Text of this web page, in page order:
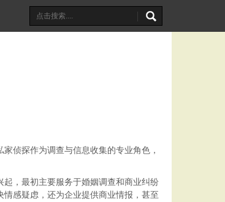
侦探作为调查与信息收集的专业角色，
，最初主要服务于婚姻调查和商业纠纷
感疑虑，还为企业提供商业情报，甚至